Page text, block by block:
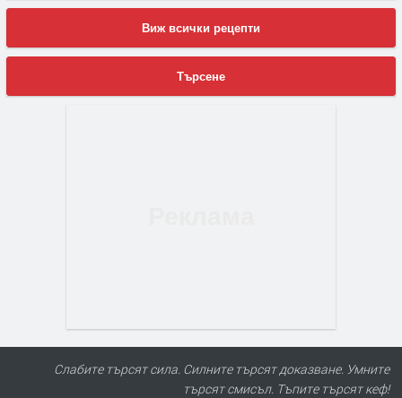
Виж всички рецепти
Търсене
Слабите търсят сила. Силните търсят доказване. Умните
търсят смисъл. Тъпите търсят кеф!